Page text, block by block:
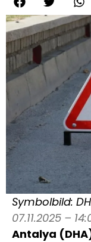
Symbolbild:
07.11.2025 –
Antalya